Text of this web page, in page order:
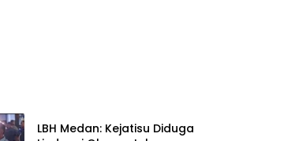
LBH Medan: Kejatisu Diduga